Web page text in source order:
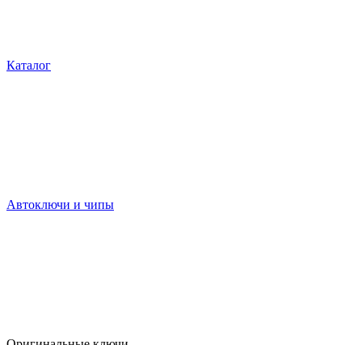
Каталог
Автоключи и чипы